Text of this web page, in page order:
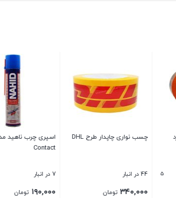
قالب سیلیکونی کد ۴۵۹۴
3 در انبار
۶۵,۰۰۰ تومان
اسپری انژکتور
40 در انبار
۳۲۰,۰۰۰ تومان